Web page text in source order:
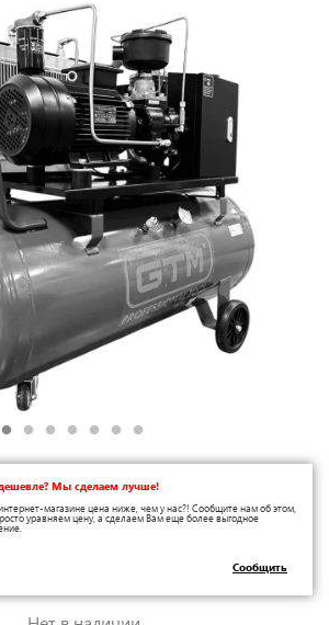
Мы сделаем лучше!
магазине цена ниже, чем у нас?! Сообщите нам об этом,
уравняем цену, а сделаем Вам еще более выгодное
Сообщить